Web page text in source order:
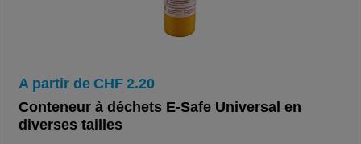
A partir de CHF 2.20
Conteneur à déchets E-Safe Universal en
diverses tailles